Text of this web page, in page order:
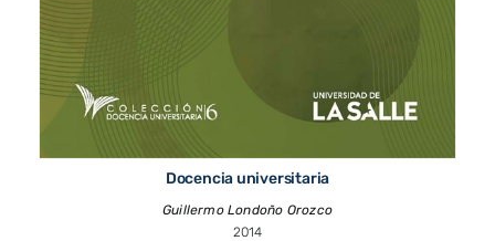
Docencia universitaria
Guillermo Londoño Orozco
2014